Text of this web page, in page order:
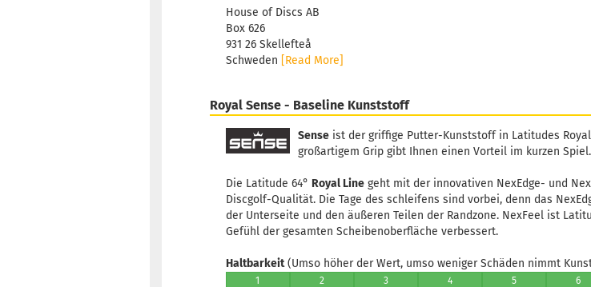
House of Discs AB
Box 626
931 26 Skellefteå
Schweden [Read More]
Royal Sense - Baseline Kunststoff
Sense ist der griffige Putter-Kunststoff in Latitudes
großartigem Grip gibt Ihnen einen Vorteil im kurzen Spiel.
Die Latitude 64° Royal Line geht mit der innovativen NexEdge- und
Discgolf-Qualität. Die Tage des schleifens sind vorbei, denn das
der Unterseite und den äußeren Teilen der Randzone. NexFeel ist
Gefühl der gesamten Scheibenoberfläche verbessert.
Haltbarkeit(Umso höher der Wert, umso weniger Schäden nimmt
1 2 3 4 5 6